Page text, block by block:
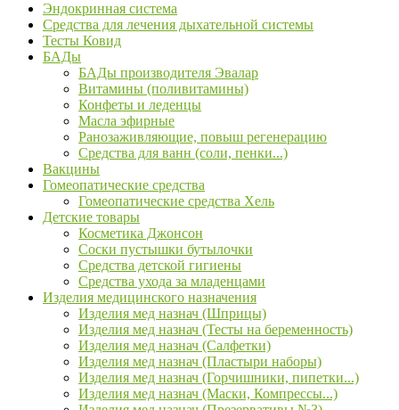
Эндокринная система
Средства для лечения дыхательной системы
Тесты Ковид
БАДы
БАДы производителя Эвалар
Витамины (поливитамины)
Конфеты и леденцы
Масла эфирные
Ранозаживляющие, повыш регенерацию
Средства для ванн (соли, пенки...)
Вакцины
Гомеопатические средства
Гомеопатические средства Хель
Детские товары
Косметика Джонсон
Соски пустышки бутылочки
Средства детской гигиены
Средства ухода за младенцами
Изделия медицинского назначения
Изделия мед назнач (Шприцы)
Изделия мед назнач (Тесты на беременность)
Изделия мед назнач (Салфетки)
Изделия мед назнач (Пластыри наборы)
Изделия мед назнач (Горчишники, пипетки...)
Изделия мед назнач (Маски, Компрессы...)